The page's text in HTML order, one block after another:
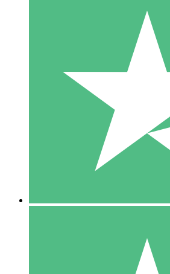
Individuella
Betala per användning med
1 Nedladdningar
10 00
10 Nedladdningar
20 00